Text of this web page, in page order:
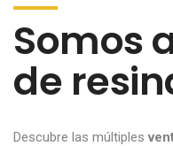
Somos
de
Descubre las múltiples